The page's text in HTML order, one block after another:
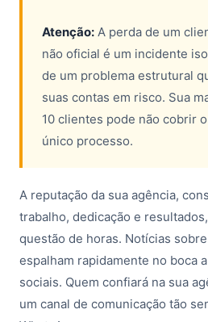
Atenção: A perda de um
não oficial é um incidente
de um problema estrutural
suas contas em risco. Sua
10 clientes pode não cobrir
único processo.
A reputação da sua agência,
trabalho, dedicação e
questão de horas. Notícias
espalham rapidamente no boca
sociais. Quem confiará na sua
um canal de comunicação tão